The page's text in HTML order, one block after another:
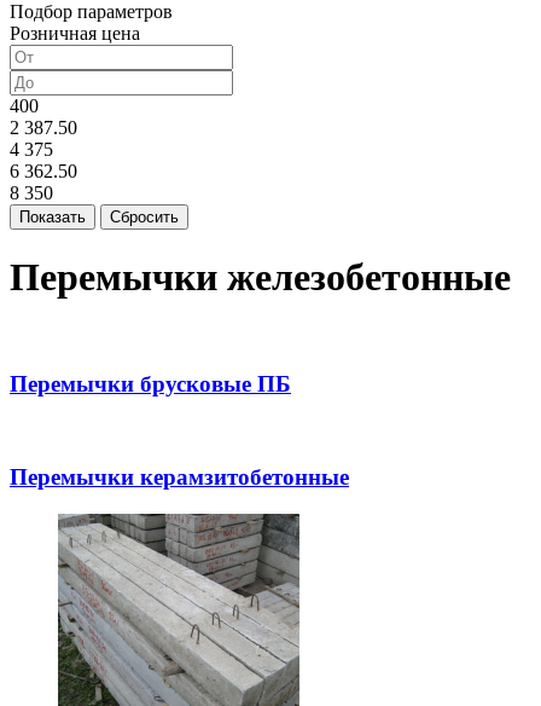
Подбор параметров
Розничная цена
400
2 387.50
4 375
6 362.50
8 350
Перемычки железобетонные
Перемычки брусковые ПБ
Перемычки керамзитобетонные